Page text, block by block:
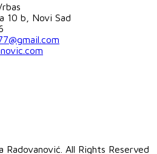
10 b, Novi Sad
All Rights Reserved